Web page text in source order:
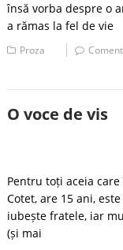
însă vorba despre o
a rămas la fel de vie
Proza
O voce de vis
Pentru toți aceia
Cotet, are 15 ani,
iubește fratele, iar
(și mai